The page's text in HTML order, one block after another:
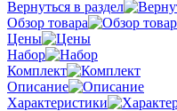
Вернуться в раздел
Обзор товара
Цены
Набор
Комплект
Описание
Характеристики